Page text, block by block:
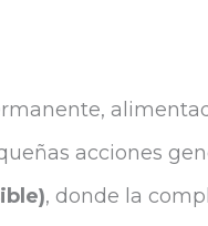
acciones
, donde la